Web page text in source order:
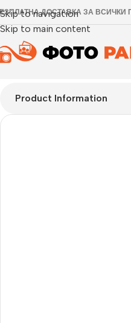
Skip to navigation
Skip to main content
ДОСТАВКА ЗА ВСИЧКИ
Product Information